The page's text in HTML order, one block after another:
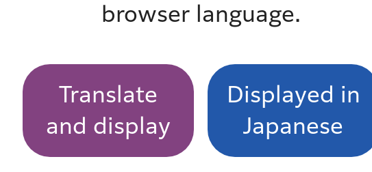
browser language.
Translate
and display
Displayed in
Japanese
。
支援について知りたい